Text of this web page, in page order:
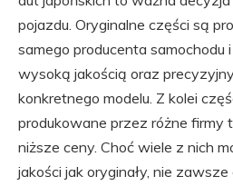
pojazdu. Oryginalne części są
samego producenta samochodu
wysoką jakością oraz
konkretnego modelu. Z kolei
produkowane przez różne firmy
niższe ceny. Choć wiele z nich
jakości jak oryginały, nie